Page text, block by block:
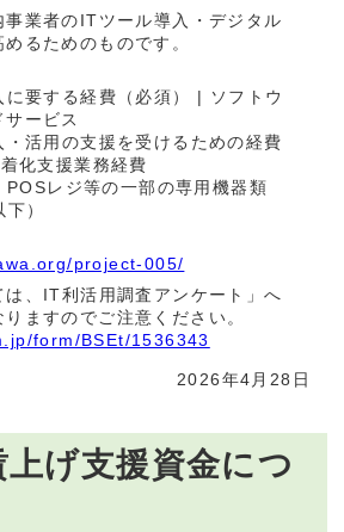
事業者のITツール導入・デジタル
るためのものです。
に要する経費（必須） | ソフトウ
ービス
・活用の支援を受けるための経費
化支援業務経費
POSレジ等の一部の専用機器類
）
project-005/
、IT利活用調査アンケート」へ
ますのでご注意ください。
form/BSEt/1536343
2026年4月28日
げ支援資金につ